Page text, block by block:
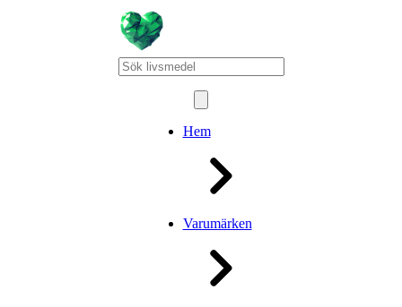
Hem
Varumärken